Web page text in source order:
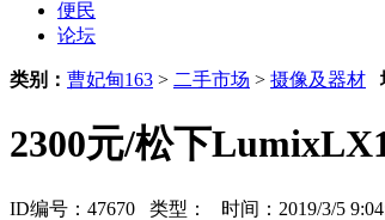
便民
论坛
类别： 曹妃甸163 > 二手市场 > 摄像及器材
2300元/松下
ID编号：47670 类型： 时间：2019/3/5